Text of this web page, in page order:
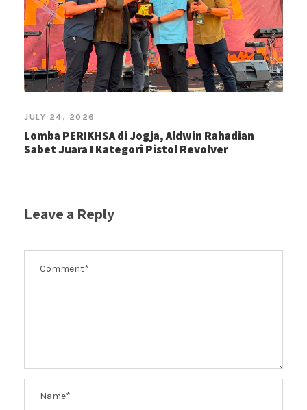
JULY 24, 2026
Lomba PERIKHSA di Jogja, Aldwin Rahadian
Sabet Juara I Kategori Pistol Revolver
Leave a Reply